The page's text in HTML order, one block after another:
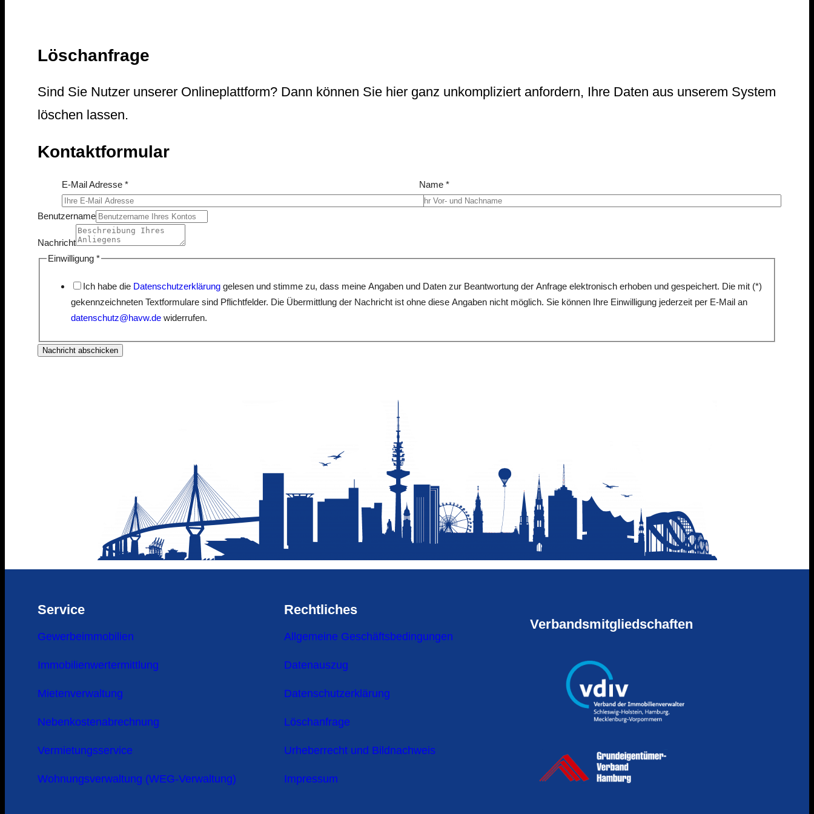
Löschanfrage
Sind Sie Nutzer unserer Onlineplattform? Dann können Sie hier ganz unkompliziert anfordern, Ihre Daten aus unserem System
löschen lassen.
Kontaktformular
Einwilligung
Nachricht
Benutzername
Name *
E-Mail Adresse *
Benutzername
Nachricht
Einwilligung *
Ich habe die Datenschutzerklärung gelesen und stimme zu, dass meine Angaben und Daten zur Beantwortung der Anfrage elektronisch erhoben und gespeichert. Die mit (*)
gekennzeichneten Textformulare sind Pflichtfelder. Die Übermittlung der Nachricht ist ohne diese Angaben nicht möglich. Sie können Ihre Einwilligung jederzeit per E-Mail an
datenschutz@havw.de widerrufen.
Nachricht abschicken
Service
Gewerbeimmobilien
Immobilienwertermittlung
Mietenverwaltung
Nebenkostenabrechnung
Vermietungsservice
Wohnungsverwaltung (WEG-Verwaltung)
Rechtliches
Allgemeine Geschäftsbedingungen
Datenauszug
Datenschutzerklärung
Löschanfrage
Urheberrecht und Bildnachweis
Impressum
Verbandsmitgliedschaften